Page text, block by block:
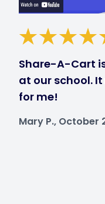
Share-A-Cart
at our school.
for me!
Mary P., October